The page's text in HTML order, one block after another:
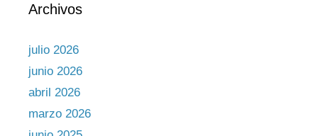
Archivos
julio 2026
junio 2026
abril 2026
marzo 2026